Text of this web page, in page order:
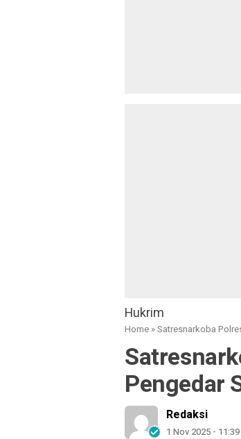
Hukrim
Home »Satresnarkoba
Pengedar
Redaksi
1 Nov 2025 - 11:39